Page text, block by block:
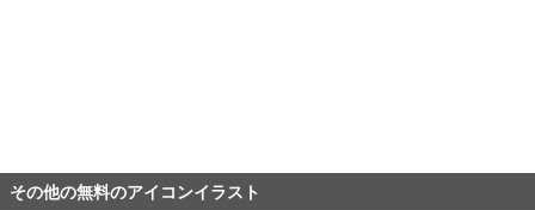
その他の無料のアイコンイラスト